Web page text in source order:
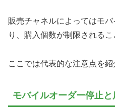
販売チャネルによってはモ
り、購入個数が制限されるこ
ここでは代表的な注意点を紹
モバイルオーダー停止